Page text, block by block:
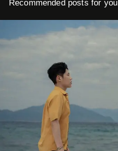
Recommended posts for you